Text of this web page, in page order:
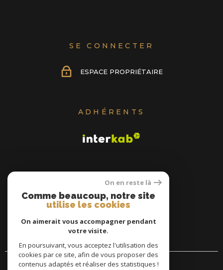
SE CONNECTER
ESPACE PROPRIÉTAIRE
ADHÉRENTS
On en reste là
Comme beaucoup, notre site
utilise les cookies
On aimerait vous accompagner pendant
votre visite.
En poursuivant, vous acceptez l'utilisation des
cookies par ce site, afin de vous proposer des
contenus adaptés et réaliser des statistiques !